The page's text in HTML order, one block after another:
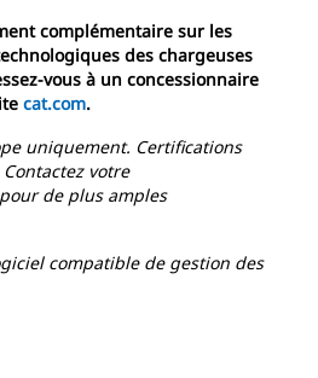
complémentaire sur les
des chargeuses
vous à un concessionnaire
cat.com.
uniquement. Certifications
votre
de plus amples
compatible de gestion des